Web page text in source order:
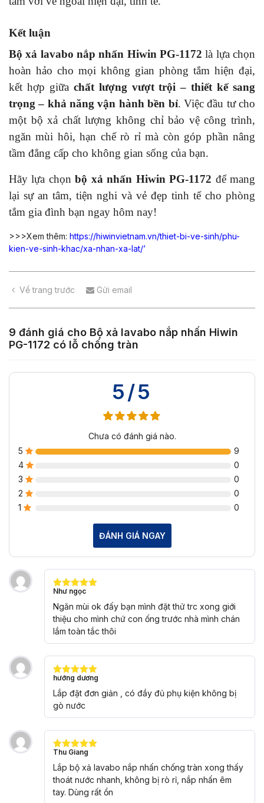
Kết luận
Bộ xả lavabo nắp nhấn Hiwin PG-1172 là lựa chọn
hoàn hảo cho mọi không gian phòng tắm hiện đại,
kết hợp giữa chất lượng vượt trội – thiết kế sang
trọng – khả năng vận hành bền bỉ. Việc đầu tư cho
một bộ xả chất lượng không chỉ bảo vệ công trình,
ngăn mùi hôi, hạn chế rò rỉ mà còn góp phần nâng
tầm đẳng cấp cho không gian sống của bạn.
Hãy lựa chọnbộ xả nhấn Hiwin PG-1172 để mang
lại sự an tâm, tiện nghi và vẻ đẹp tinh tế cho phòng
tắm gia đình bạn ngay hôm nay!
>>>Xem thêm: https://hiwinvietnam.vn/thiet-bi-ve-sinh/phu-
kien-ve-sinh-khac/xa-nhan-xa-lat/’
Về trang trước Gửi email
9 đánh giá cho Bộ xả lavabo nắp nhấn Hiwin
PG-1172 có lỗ chống tràn
5/5
Chưa có đánh giá nào.
5
9
4
0
3
0
2
0
1
0
ĐÁNH GIÁ NGAY
Được xếp
hạng
5
sao
Như ngọc
Ngăn mùi ok đấy bạn mình đặt thử trc xong giới
thiệu cho mình chứ con ống trước nhà mình chán
lắm toàn tắc thôi
Được xếp
hạng55
sao
hướng dương
Lắp đặt đơn giản , có đầy đủ phụ kiện không bị
gò nước
Được xếp
hạng
55
sao
Thu Giang
Lắp bộ xả lavabo nắp nhấn chống tràn xong thấy
thoát nước nhanh, không bị rò rỉ, nắp nhấn êm
tay. Dùng rất ổn